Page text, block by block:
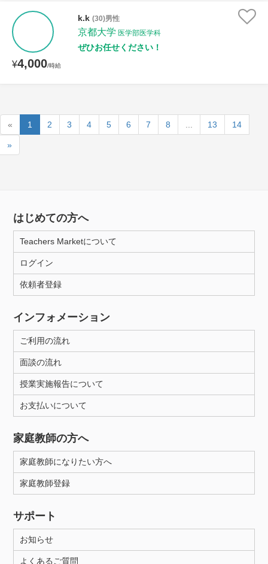
¥4,000/時給
k.k (30)男性
京都大学 医学部医学科
ぜひお任せください！
« 1 2 3 4 5 6 7 8 13 14
»
はじめての方へ
Teachers Marketについて
ログイン
依頼者登録
インフォメーション
ご利用の流れ
面談の流れ
授業実施報告について
お支払いについて
家庭教師の方へ
家庭教師になりたい方へ
家庭教師登録
サポート
お知らせ
よくあるご質問